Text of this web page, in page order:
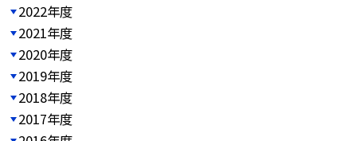
2022年度
2021年度
2020年度
2019年度
2018年度
2017年度